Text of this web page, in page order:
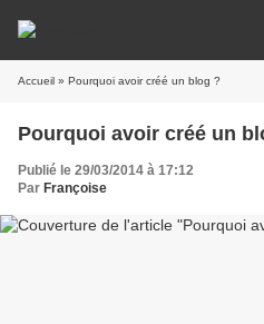
Accueil » Pourquoi avoir créé un blog ?
Pourquoi avoir créé un
Publié le 29/03/2014 à 17:12
Par Françoise